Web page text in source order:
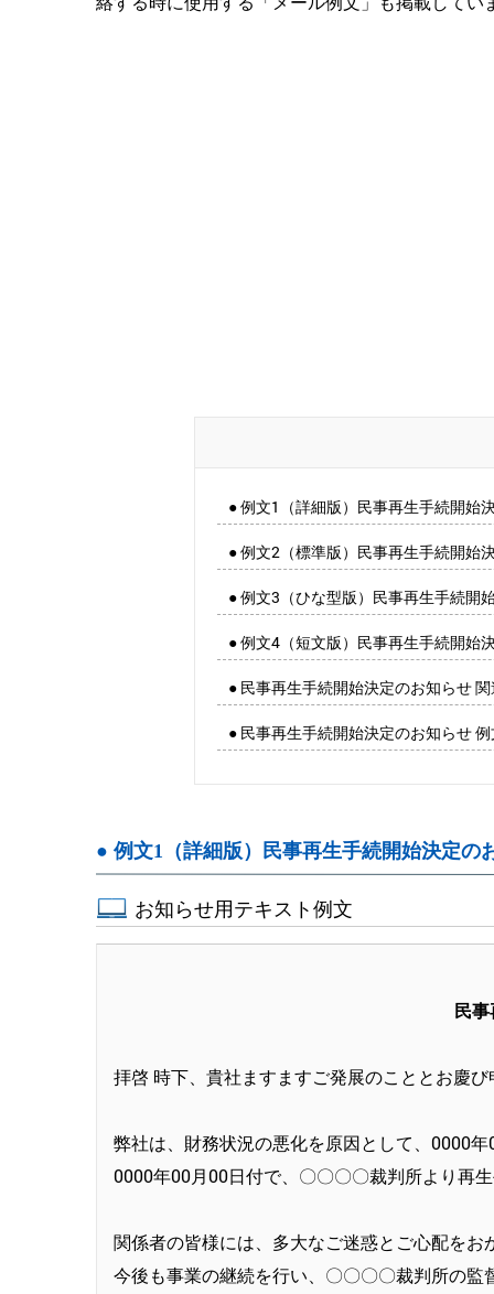
● 例文1（詳細版）民事再生手続開始
● 例文2（標準版）民事再生手続開始
● 例文3（ひな型版）民事再生手続開
● 例文4（短文版）民事再生手続開始
● 民事再生手続開始決定のお知らせ
● 民事再生手続開始決定のお知らせ
● 例文1（詳細版）民事再生手続開始決定の
お知らせ用テキスト例文
民
拝啓 時下、貴社ますますご発展のこととお慶
弊社は、財務状況の悪化を原因として、0000
0000年00月00日付で、〇〇〇〇裁判所より再
関係者の皆様には、多大なご迷惑とご心配を
今後も事業の継続を行い、〇〇〇〇裁判所の